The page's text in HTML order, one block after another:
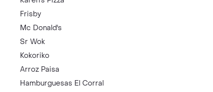
Frisby
Mc Donald's
Sr Wok
Kokoriko
Arroz Paisa
Hamburguesas El Corral